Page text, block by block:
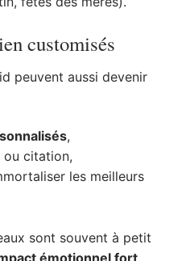
customisés
peuvent aussi devenir
,
ou citation,
les meilleurs
sont souvent à petit
émotionnel fort.